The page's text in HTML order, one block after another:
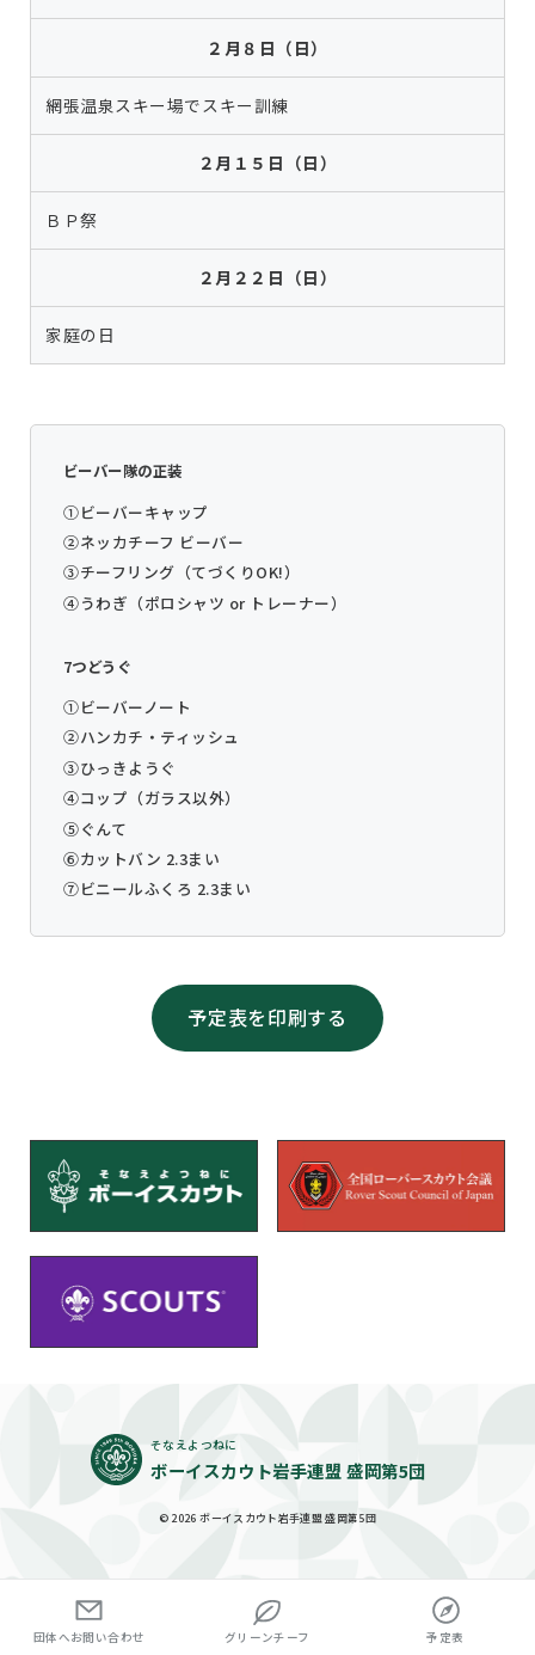
２月８日（日）
網張温泉スキー場でスキー訓練
２月１５日（日）
ＢＰ祭
２月２２日（日）
家庭の日
ビーバー隊の正装
①ビーバーキャップ
②ネッカチーフ ビーバー
③チーフリング（てづくりOK!）
④うわぎ（ポロシャツ or トレーナー）
7つどうぐ
①ビーバーノート
②ハンカチ・ティッシュ
③ひっきようぐ
④コップ（ガラス以外）
⑤ぐんて
⑥カットバン 2.3まい
⑦ビニールふくろ 2.3まい
予定表を印刷する
そなえよつねに
ボーイスカウト岩手連盟 盛岡第5団
© 2026 ボーイスカウト岩手連盟 盛岡第5団
団体へお問い合わせ グリーンチーフ 予定表